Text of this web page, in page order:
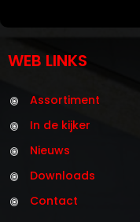
WEB LINKS
Assortiment
In de kijker
Nieuws
Downloads
Contact